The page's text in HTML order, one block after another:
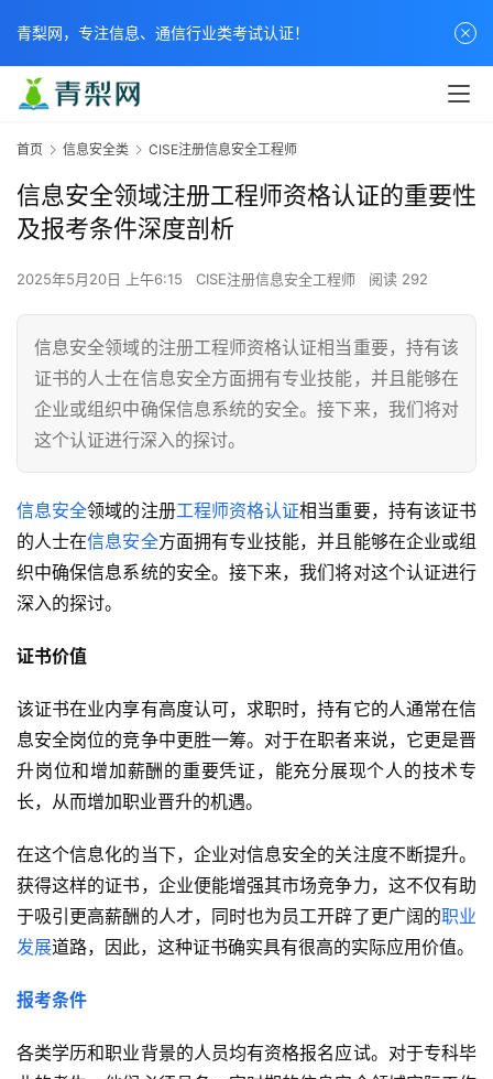
首页 信息安全类 CISE注册信息安全工程师
信息安全领域注册工程师资格认证的重要性
及报考条件深度剖析
2025年5月20日 上午6:15 CISE注册信息安全工程师 阅读 292
信息安全领域的注册工程师资格认证相当重要，持有该
证书的人士在信息安全方面拥有专业技能，并且能够在
企业或组织中确保信息系统的安全。接下来，我们将对
这个认证进行深入的探讨。
信息安全领域的注册工程师资格认证相当重要，持有该证书
的人士在信息安全方面拥有专业技能，并且能够在企业或组
织中确保信息系统的安全。接下来，我们将对这个认证进行
深入的探讨。
证书价值
该证书在业内享有高度认可，求职时，持有它的人通常在信
息安全岗位的竞争中更胜一筹。对于在职者来说，它更是晋
升岗位和增加薪酬的重要凭证，能充分展现个人的技术专
长，从而增加职业晋升的机遇。
在这个信息化的当下，企业对信息安全的关注度不断提升。
获得这样的证书，企业便能增强其市场竞争力，这不仅有助
于吸引更高薪酬的人才，同时也为员工开辟了更广阔的职业
发展道路，因此，这种证书确实具有很高的实际应用价值。
报考条件
各类学历和职业背景的人员均有资格报名应试。对于专科毕
青梨网，专注信息、通信行业类考试认证！